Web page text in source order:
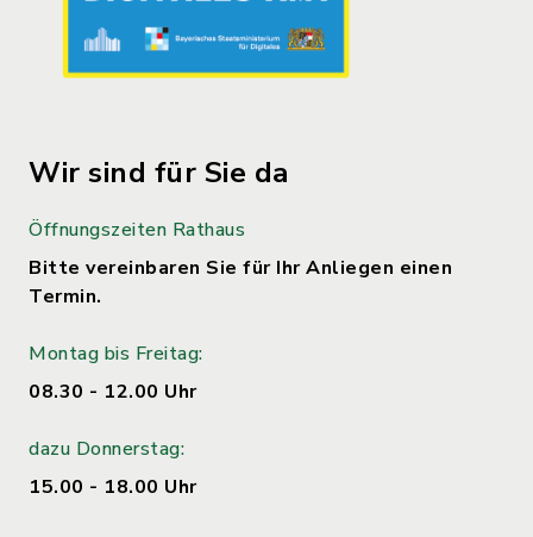
Wir sind für Sie da
Öffnungszeiten Rathaus
Bitte vereinbaren Sie für Ihr Anliegen einen
Termin.
Montag bis Freitag:
08.30 - 12.00 Uhr
dazu Donnerstag:
15.00 - 18.00 Uhr